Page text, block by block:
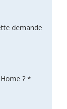
demande
? *